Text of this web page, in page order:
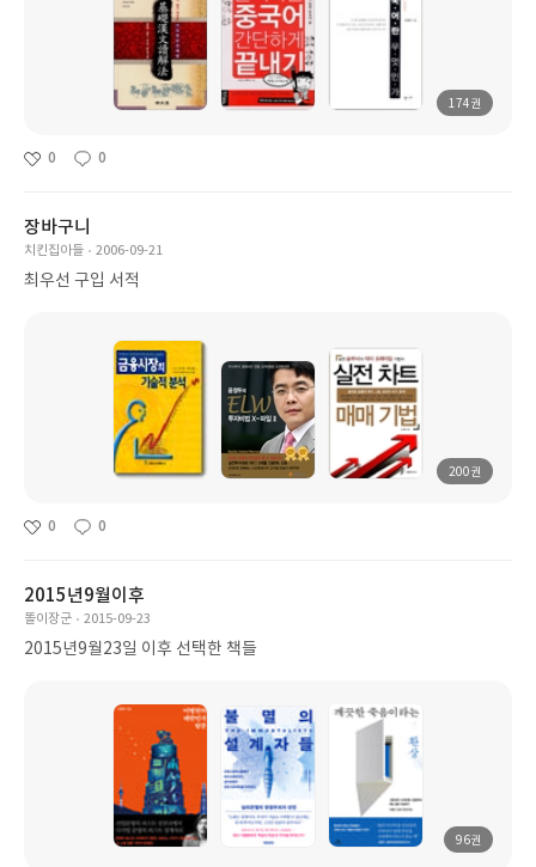
174권
0 0
장바구니
치킨집아들 2006-09-21
최우선 구입 서적
200권
0 0
2015년9월이후
똘이장군 2015-09-23
2015년9월23일 이후 선택한 책들
96권